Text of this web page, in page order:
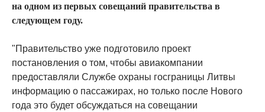
на одном из первых совещаний правительства в
следующем году.
"Правительство уже подготовило проект
постановления о том, чтобы авиакомпании
предоставляли Службе охраны госграницы Литвы
информацию о пассажирах, но только после Нового
года это будет обсуждаться на совещании